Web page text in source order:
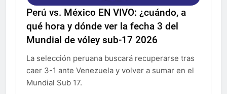
Perú vs. México EN VIVO: ¿cuándo, a
qué hora y dónde ver la fecha 3 del
Mundial de vóley sub-17 2026
La selección peruana buscará recuperarse tras
caer 3-1 ante Venezuela y volver a sumar en el
Mundial Sub 17.